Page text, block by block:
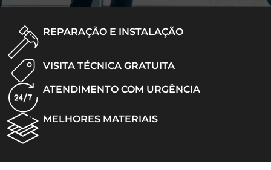
REPARAÇÃO E INSTALAÇÃO
VISITA TÉCNICA GRATUITA
ATENDIMENTO COM URGÊNCIA
MELHORES MATERIAIS